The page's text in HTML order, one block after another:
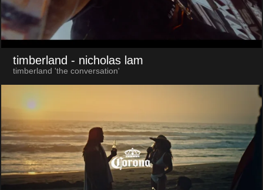
timberland - nicholas lam
timberland 'the conversation'